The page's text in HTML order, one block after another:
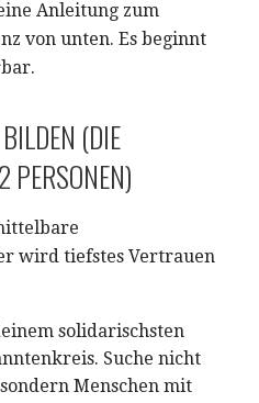
Anleitung zum
von unten. Es beginnt
(DIE
PERSONEN)
wird tiefstes Vertrauen
solidarischsten
Suche nicht
Menschen mit